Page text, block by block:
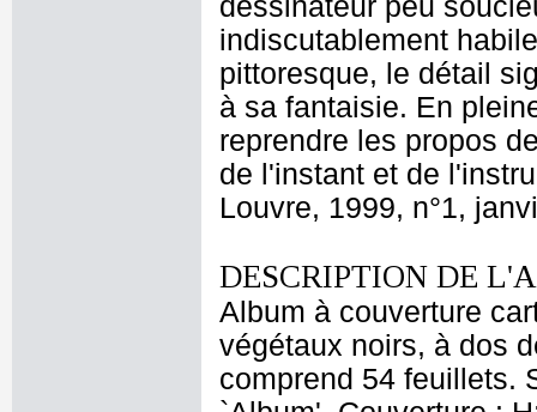
dessinateur peu
indiscutablement
pittoresque, le détail
à sa fantaisie. En
reprendre les propos
de l'instant et de
Louvre, 1999, n°1,
DESCRIPTION DE
Album à couverture
végétaux noirs, à dos
comprend 54 feuillets.